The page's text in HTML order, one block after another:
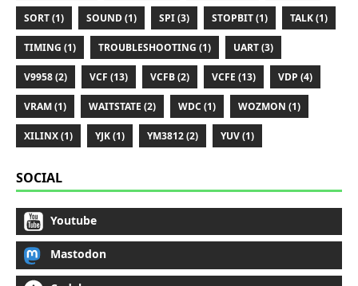
SORT (1) SOUND (1) SPI (3) STOPBIT (1) TALK (1)
TIMING (1) TROUBLESHOOTING (1) UART (3)
V9958 (2) VCF (13) VCFB (2) VCFE (13) VDP (4)
VRAM (1) WAITSTATE (2) WDC (1) WOZMON (1)
XILINX (1) YJK (1) YM3812 (2) YUV (1)
SOCIAL
Youtube
Mastodon